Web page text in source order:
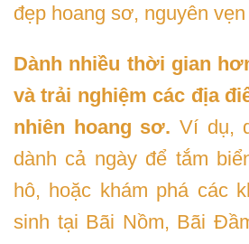
đẹp hoang sơ, nguyên
Dành nhiều thời gian
và trải nghiệm các địa
nhiên hoang sơ. Ví dụ,
dành cả ngày để tắm
hô, hoặc khám phá các
sinh tại Bãi Nồm, Bãi